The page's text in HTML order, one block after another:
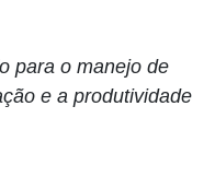
para o manejo de
e a produtividade